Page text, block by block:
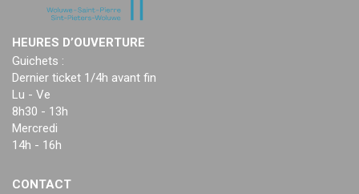
HEURES D’OUVERTURE
Guichets :
Dernier ticket 1/4h avant fin
Lu - Ve
8h30 - 13h
Mercredi
14h - 16h
CONTACT